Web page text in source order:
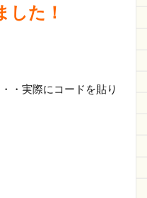
した！
・実際にコードを貼り